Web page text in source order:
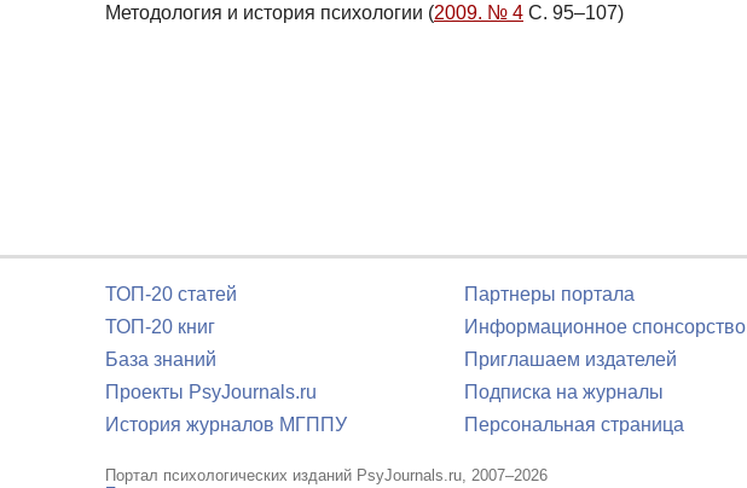
Методология и история психологии (2009. № 4 С. 95–107)
ТОП-20 статей
ТОП-20 книг
База знаний
Проекты PsyJournals.ru
История журналов МГППУ
Партнеры портала
Информационное спонсорство
Приглашаем издателей
Подписка на журналы
Персональная страница
Портал психологических изданий PsyJournals.ru, 2007–2026